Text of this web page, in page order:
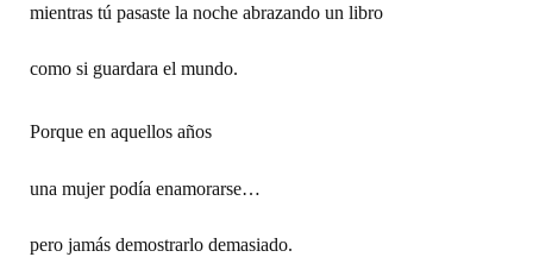
mientras tú pasaste la noche abrazando un libro
como si guardara el mundo.
Porque en aquellos años
una mujer podía enamorarse…
pero jamás demostrarlo demasiado.